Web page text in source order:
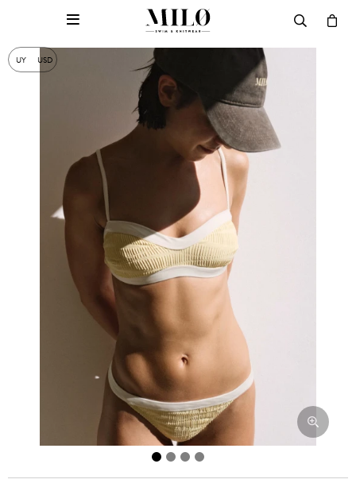
UY USD
